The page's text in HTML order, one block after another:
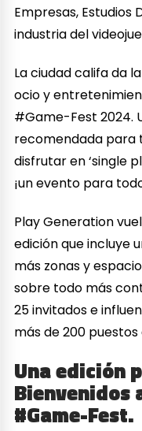
Empresas, Estudios
industria del
La ciudad califa da
ocio y
#Game-Fest 2024.
recomendada para
disfrutar en ‘single
¡un evento para
Play Generation
edición que incluye
más zonas y
sobre todo más
25 invitados e
más de 200 puestos
Una edición
Bienvenidos
#Game-Fest.